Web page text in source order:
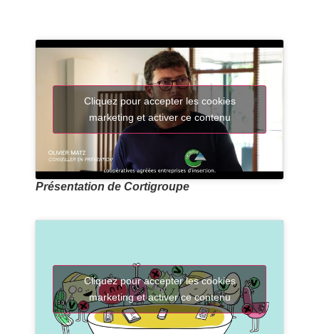
Cliquez pour accepter les cookies
marketing et activer ce contenu
Présentation de Cortigroupe
Cliquez pour accepter les cookies
marketing et activer ce contenu